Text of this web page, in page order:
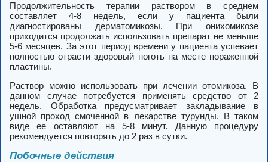
Продолжительность терапии раствором в среднем
составляет 4-8 недель, если у пациента были
диагностированы дерматомикозы. При онихомикозе
приходится продолжать использовать препарат не меньше
5-6 месяцев. За этот период времени у пациента успевает
полностью отрасти здоровый ноготь на месте пораженной
пластины.
Раствор можно использовать при лечении отомикоза. В
данном случае потребуется применять средство от 2
недель. Обработка предусматривает закладывание в
ушной проход смоченной в лекарстве турунды. В таком
виде ее оставляют на 5-8 минут. Данную процедуру
рекомендуется повторять до 2 раз в сутки.
Побочные действия